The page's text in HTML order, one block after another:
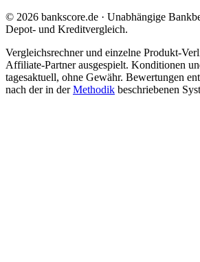
© 2026 bankscore.de · Unabhängige
Depot- und Kreditvergleich.
Vergleichsrechner und einzelne Produkt-
Affiliate-Partner ausgespielt. Konditionen
tagesaktuell, ohne Gewähr. Bewertungen
nach der in derMethodik beschriebenen